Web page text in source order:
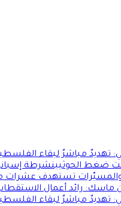
تهديدٌ مباشرٌ لبقاء
ضغط الحوثيينشرطة
والمسيّرات تستهدف عشرات
ماسك: رائد أعمال
تهديدٌ مباشرٌ لبقاء